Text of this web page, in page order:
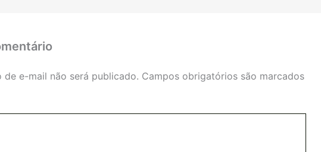
de e-mail não será publicado. Campos obrigatórios são marcados